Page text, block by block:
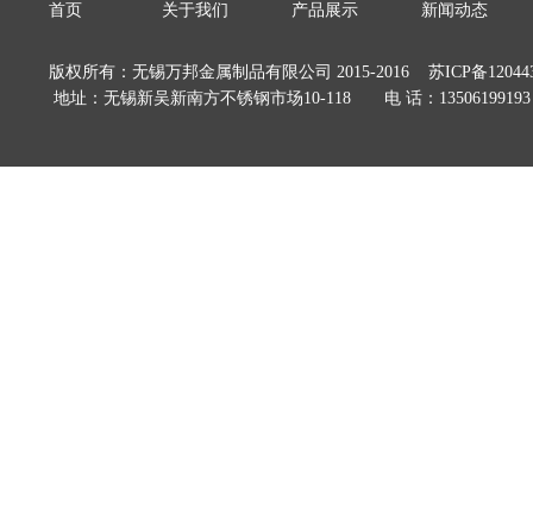
首页 关于我们 产品展示 新闻动态
版权所有：无锡万邦金属制品有限公司 2015-2016 苏ICP备
地址：无锡新吴新南方不锈钢市场10-118 电 话：